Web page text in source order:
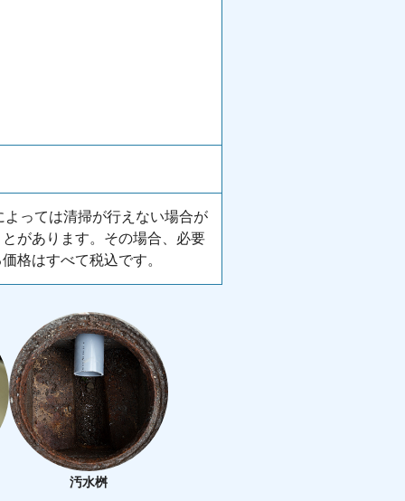
っては清掃が行えない場合が
があります。その場合、必要
格はすべて税込です。
汚水桝